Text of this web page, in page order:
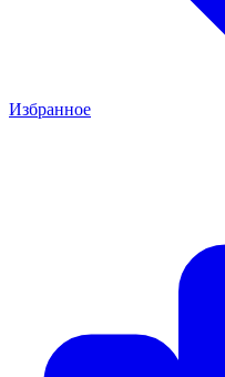
Избранное